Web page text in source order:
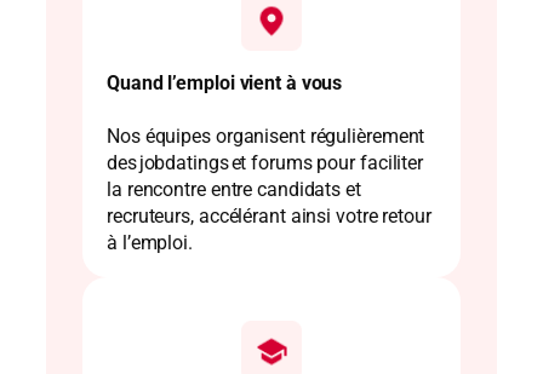
Quand l’emploi vient à vous
Nos équipes organisent régulièrement
des jobdatings et forums pour faciliter
la rencontre entre candidats et
recruteurs, accélérant ainsi votre retour
à l’emploi.